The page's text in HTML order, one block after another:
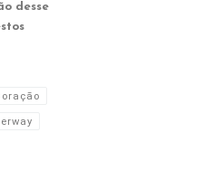
desse